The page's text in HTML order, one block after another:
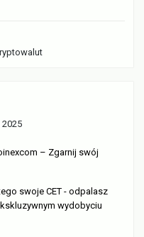
2025
– Zgarnij swój
swoje CET - odpalasz
wydobyciu